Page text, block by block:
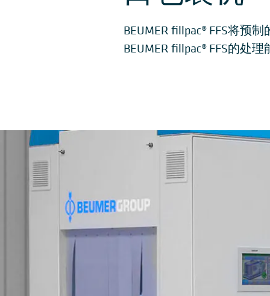
BEUMER fillpac® FFS将预
BEUMER fillpac® FFS的处